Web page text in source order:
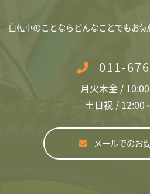
自転車のことならどんなことでもお気
011-
月火木金 /
土日祝 / 12:00
メールでのお